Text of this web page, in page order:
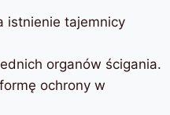
istnienie tajemnicy
organów ścigania.
ochrony w